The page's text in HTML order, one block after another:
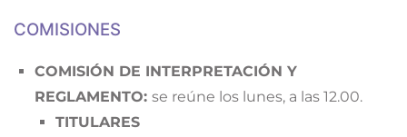
COMISIONES
COMISIÓN DE INTERPRETACIÓN Y
REGLAMENTO:se reúne los lunes, a las 12.00.
TITULARES